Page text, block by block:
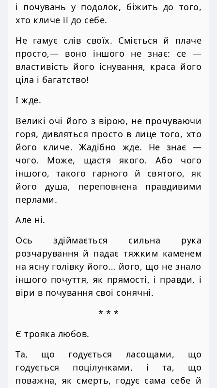
і почувань у подолок, біжить до того,
хто кличе її до себе.
Не гамує слів своїх. Сміється й плаче
просто,— воно іншого не знає: се —
властивість його існування, краса його
ціла і багатство!
І жде.
Великі очі його з вірою, не прочуваючи
горя, дивляться просто в лице того, хто
його кличе. Жадібно жде. Не знає —
чого. Може, щастя якого. Або чого
іншого, такого гарного й святого, як
його душа, переповнена правдивими
перлами.
Але ні.
Ось здіймається сильна рука
розчарування й падає тяжким каменем
на ясну голівку його… його, що не знало
іншого почуття, як прямості, і правди, і
віри в почування свої сонячні.
* * *
Є трояка любов.
Та, що годується ласощами, що
годується поцілунками, і та, що
поважна, як смерть, годує сама себе й